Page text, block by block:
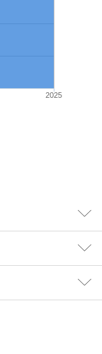
2025